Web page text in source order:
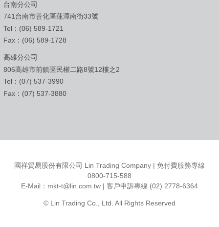
台南分公司
741台南市善化區蓮潭南街33號
Tel：(06) 589-1721
Fax：(06) 589-1728
高雄分公司
806高雄市前鎮區民權二路8號12樓之2
Tel：(07) 537-3990
Fax：(07) 537-3880
國祥貿易股份有限公司 Lin Trading Company | 免付費服務專線
0800-715-588
E-Mail： mkt-t@lin.com.tw | 客戶申訴專線 (02) 2778-6364
© Lin Trading Co., Ltd. All Rights Reserved